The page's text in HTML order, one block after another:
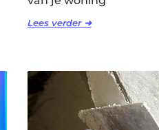
Lees verder ➜